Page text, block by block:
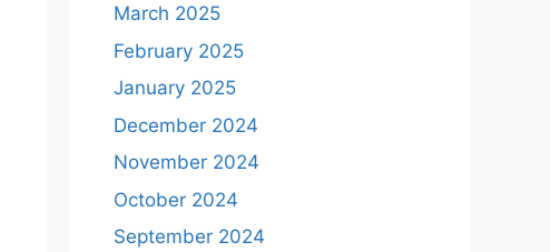
March 2025
February 2025
January 2025
December 2024
November 2024
October 2024
September 2024